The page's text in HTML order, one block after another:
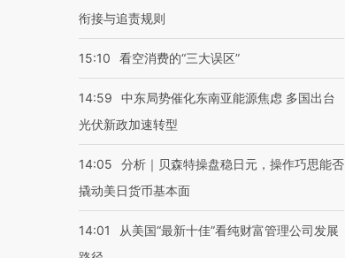
衔接与追责规则
15:10 看空消费的“三大误区”
14:59
中东局势催化东南亚能源焦虑 多国出台
光伏新政加速转型
14:05
分析｜贝森特操盘稳日元，操作巧思能否
撬动美日货币基本面
14:01
从美国“最新十佳”看纯财富管理公司发展